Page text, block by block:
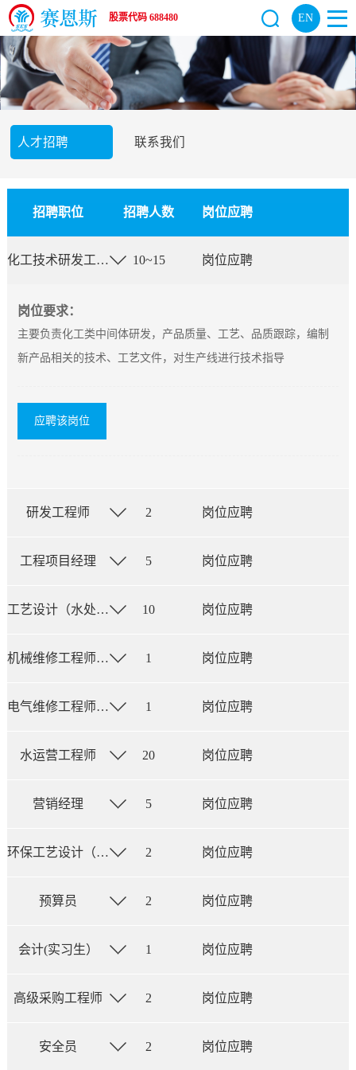
股票代码688480 EN
人才招聘 联系我们
招聘职位 招聘人数 岗位应聘
化工技术研发工程师 10~15 岗位应聘
岗位要求：
主要负责化工类中间体研发，产品质量、工艺、品质跟踪，编制
新产品相关的技术、工艺文件，对生产线进行技术指导
应聘该岗位
研发工程师 2 岗位应聘
工程项目经理 5 岗位应聘
工艺设计（水处理、结构、机械、电气、土建 ） 10 岗位应聘
机械维修工程师（海外驻场） 1 岗位应聘
电气维修工程师（海外驻场） 1 岗位应聘
水运营工程师 20 岗位应聘
营销经理 5 岗位应聘
环保工艺设计（土壤与固废方向） 2 岗位应聘
预算员 2 岗位应聘
会计(实习生） 1 岗位应聘
高级采购工程师 2 岗位应聘
安全员 2 岗位应聘